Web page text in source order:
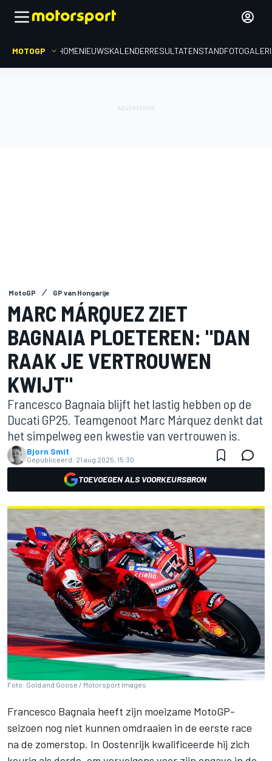
MOTOGP HOMENIEUWSKALENDERRESULTATENSTAND
MotoGP GP van Hongarije
MARC MÁRQUEZ ZIET
BAGNAIA PLOETEREN: "DAN
RAAK JE VERTROUWEN
KWIJT"
Francesco Bagnaia blijft het lastig hebben op de
Ducati GP25. Teamgenoot Marc Márquez denkt dat
het simpelweg een kwestie van vertrouwen is.
Bjorn Smit
Gepubliceerd: 21 aug 2025, 15:30
TOEVOEGEN ALS VOORKEURSBRON
Foto: Gold and Goose / Motorsport Images
Francesco Bagnaia heeft zijn moeizame MotoGP-
seizoen nog niet kunnen omdraaien in de eerste race
na de zomerstop. In Oostenrijk kwalificeerde hij zich